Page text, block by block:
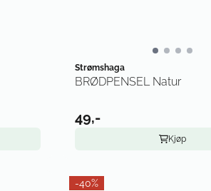
Strømshaga
BRØDPENSEL Natur
49,-
Kjøp
-40%